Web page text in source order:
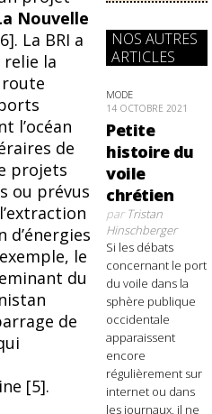
Nouvelle
La BRI a
la
route
l’océan
de
projets
ou prévus
d’énergies
le
du
de
[5].
NOS AUTRES
ARTICLES
MODE
14 OCTOBRE 2021
Petite
histoire du
voile
chrétien
parTristan
Hinschberger
Si les débats
concernant le port
du voile dans la
sphère publique
occidentale
apparaissent
encore
régulièrement sur
internet ou dans
les journaux, il ne